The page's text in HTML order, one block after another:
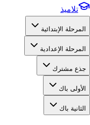
تلاميذ
المرحلة الإبتدائية
المرحلة الإعدادية
جذع مشترك
الأولى باك
الثانية باك